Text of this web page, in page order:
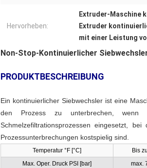
Hervorheben:
Extruder-Maschine
Extruder
mit einer Leistung
Non-Stop-Kontinuierlicher
PRODUKTBESCHREIBUNG
Ein kontinuierlicher Siebwechsler ist eine
den Prozess zu unterbrechen,
Schmelzefiltrationsprozessen eingesetzt,
Prozessunterbrechungen kostspielig sind.
Temperatur °F [°C]
Bis
Max. Oper. Druck PSI [bar]
max.